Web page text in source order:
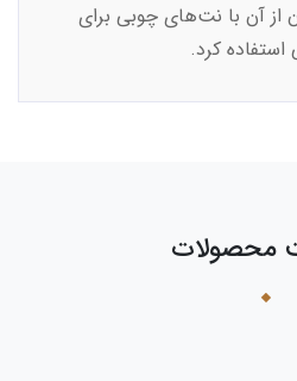
آن با نت‌های چوبی برای
کرد.
محصولات